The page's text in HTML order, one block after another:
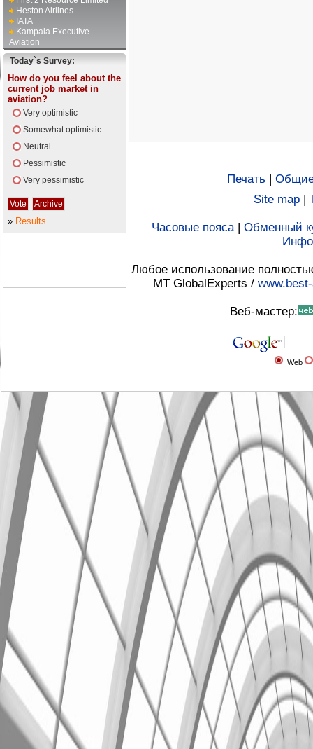
Heston Airlines
IATA
Kampala Executive
Aviation
Today`s Survey:
How do you feel about the
current job market in
aviation?
Very optimistic
Somewhat optimistic
Neutral
Pessimistic
Very pessimistic
» Results
Печать |
Site map |
Часовые пояса| Обменный
Любое использование
MT GlobalExperts /
Веб-мастер:
Web